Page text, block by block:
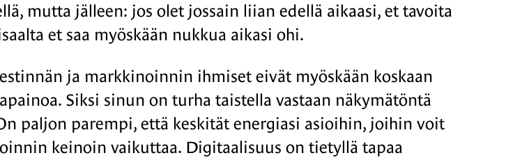
mutta jälleen: jos olet jossain liian edellä aikaasi, et tavoita
et saa myöskään nukkua aikasi ohi.
ja markkinoinnin ihmiset eivät myöskään koskaan
Siksi sinun on turha taistella vastaan näkymätöntä
paljon parempi, että keskität energiasi asioihin, joihin voit
keinoin vaikuttaa. Digitaalisuus on tietyllä tapaa